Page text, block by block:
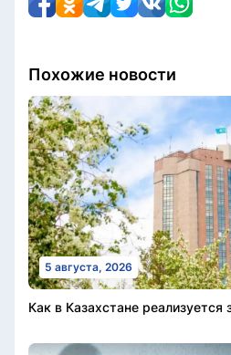
Похожие новости
5 августа, 2026
Как в Казахстане реализуется